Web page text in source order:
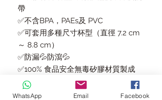
帶
✅不含BPA，PAEs及 PVC
✅可套用多種尺寸杯型（直徑 7.2 cm
～ 8.8 cm）
✅防漏💦防瀉💦
✅100% 食品安全無毒矽膠材質製成
✅可放入消毒機同奶樽一齊消毒
一包已包括 鴨咀蓋(可直接飲用) x 1 +
WhatsApp Email Facebook